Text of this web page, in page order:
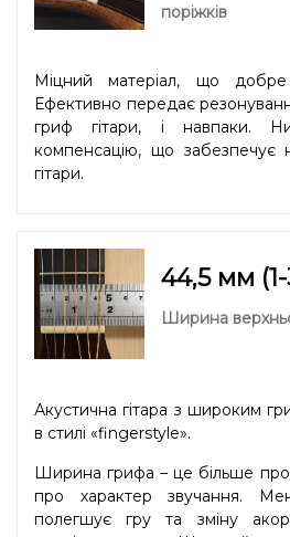
поріжків
Міцний матеріал, що добре
Ефективно передає
гриф гітари, і навпаки.
компенсацію, що забезпечує
гітари.
44,5 мм (1-
Ширина
Акустична гітара з широким
в стилі «fingerstyle».
Ширина грифа – це більше про
про характер звучання.
полегшує гру та зміну